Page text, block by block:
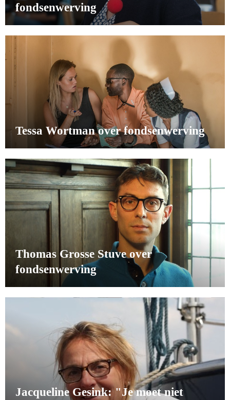
fondsenwerving
Tessa Wortman over fondsenwerving
Thomas Grosse Stuve over
fondsenwerving
Jacqueline Gesink: "Je moet niet